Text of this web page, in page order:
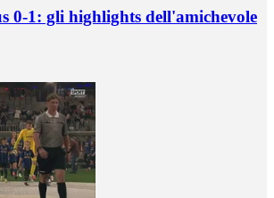
0-1: gli highlights dell'amichevole